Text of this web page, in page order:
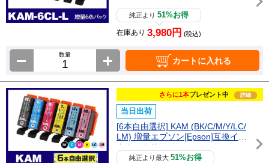
純正より51%お得
在庫あり 3,980円 (税込)
数量
カートに入れる
さらに1本プレゼント中 詳細
当日出荷
[6本自由選択] KAM (BK/C/M/Y/LC/
LM) 増量エプソン[Epson]互換イン
クカートリッジ
純正より最大51%お得